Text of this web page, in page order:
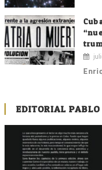
EDITORIAL PABLO